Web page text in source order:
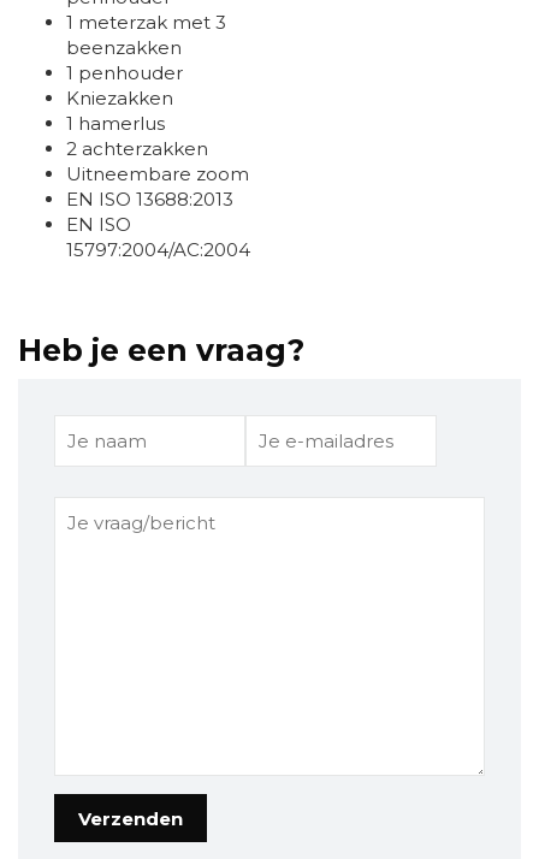
1 meterzak met 3
beenzakken
1 penhouder
Kniezakken
1 hamerlus
2 achterzakken
Uitneembare zoom
EN ISO 13688:2013
EN ISO
15797:2004/AC:2004
Heb je een vraag?